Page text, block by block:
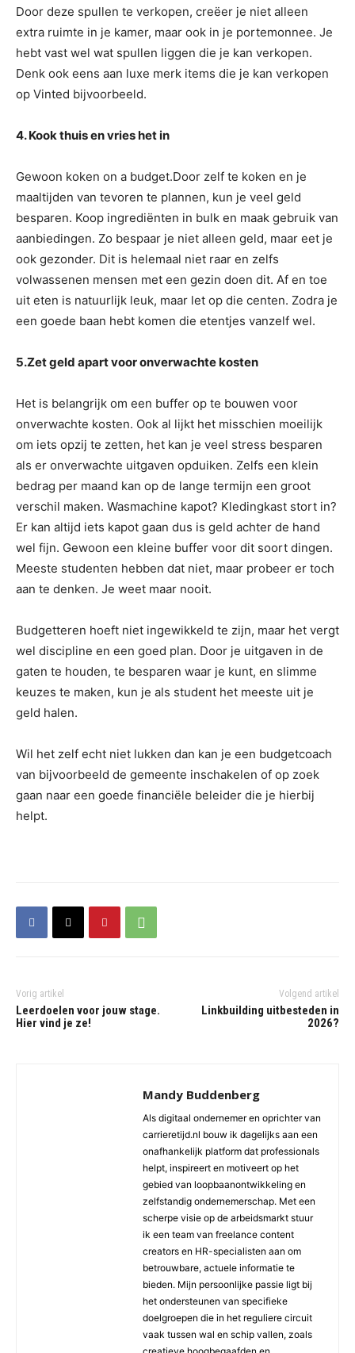
Door deze spullen te verkopen, creëer je niet alleen
extra ruimte in je kamer, maar ook in je portemonnee. Je
hebt vast wel wat spullen liggen die je kan verkopen.
Denk ook eens aan luxe merk items die je kan verkopen
op Vinted bijvoorbeeld.
4. Kook thuis en vries het in
Gewoon koken on a budget.Door zelf te koken en je
maaltijden van tevoren te plannen, kun je veel geld
besparen. Koop ingrediënten in bulk en maak gebruik van
aanbiedingen. Zo bespaar je niet alleen geld, maar eet je
ook gezonder. Dit is helemaal niet raar en zelfs
volwassenen mensen met een gezin doen dit. Af en toe
uit eten is natuurlijk leuk, maar let op die centen. Zodra je
een goede baan hebt komen die etentjes vanzelf wel.
5.Zet geld apart voor onverwachte kosten
Het is belangrijk om een buffer op te bouwen voor
onverwachte kosten. Ook al lijkt het misschien moeilijk
om iets opzij te zetten, het kan je veel stress besparen
als er onverwachte uitgaven opduiken. Zelfs een klein
bedrag per maand kan op de lange termijn een groot
verschil maken. Wasmachine kapot? Kledingkast stort in?
Er kan altijd iets kapot gaan dus is geld achter de hand
wel fijn. Gewoon een kleine buffer voor dit soort dingen.
Meeste studenten hebben dat niet, maar probeer er toch
aan te denken. Je weet maar nooit.
Budgetteren hoeft niet ingewikkeld te zijn, maar het vergt
wel discipline en een goed plan. Door je uitgaven in de
gaten te houden, te besparen waar je kunt, en slimme
keuzes te maken, kun je als student het meeste uit je
geld halen.
Wil het zelf echt niet lukken dan kan je een budgetcoach
van bijvoorbeeld de gemeente inschakelen of op zoek
gaan naar een goede financiële beleider die je hierbij
helpt.
Vorig artikel
Leerdoelen voor jouw stage.
Hier vind je ze!
Volgend artikel
Linkbuilding uitbesteden in
2026?
Mandy Buddenberg
Als digitaal ondernemer en oprichter van
carrieretijd.nl bouw ik dagelijks aan een
onafhankelijk platform dat professionals
helpt, inspireert en motiveert op het
gebied van loopbaanontwikkeling en
zelfstandig ondernemerschap. Met een
scherpe visie op de arbeidsmarkt stuur
ik een team van freelance content
creators en HR-specialisten aan om
betrouwbare, actuele informatie te
bieden. Mijn persoonlijke passie ligt bij
het ondersteunen van specifieke
doelgroepen die in het reguliere circuit
vaak tussen wal en schip vallen, zoals